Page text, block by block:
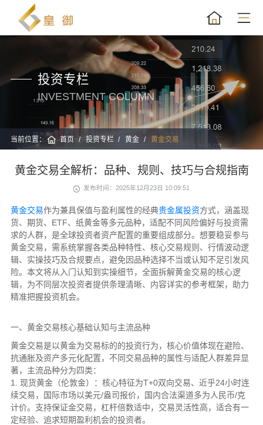
投资专栏
INVESTMENT COLUMN
当前位置： 首页 投资专栏 黄金 黄金交易
黄金交易全解析：品种、规则、技巧与合规指南
发布时间：2025年12月23日 10:09:51
黄金交易作为兼具保值与盈利属性的经典贵金属投资方式，涵盖现
货、期货、ETF、纸黄金等多元品种，适配不同风险偏好与投资需
求的人群，是全球投资者资产配置的重要组成部分。想要稳妥参与
黄金交易，需系统掌握各类品种特性、核心交易规则、行情波动逻
辑、实操技巧及合规要点，避免因品种选择不当或认知不足引发风
险。本文将从入门认知到实操细节，全面拆解黄金交易的核心逻
辑，为不同层次投资者提供条理清晰、内容详实的参考框架，助力
精准把握投资机会。
一、黄金交易核心基础认知与主流品种
黄金交易是以黄金为交易标的的投资行为，核心价值体现在避险、
抗通胀及资产多元化配置，不同交易品种的属性与适配人群差异显
著，主流品种分为四类：
1. 现货黄金（伦敦金）：核心特征为T+0双向交易、近乎24小时连
续交易，国际市场以美元/盎司报价，国内合法渠道多为人民币/克
计价。支持保证金交易，杠杆倍数适中，交易灵活性高，适合有一
定经验、追求短期盈利机会的投资者。